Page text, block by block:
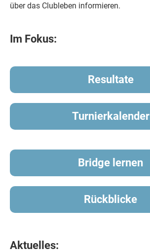
über das Clubleben informieren.
Im Fokus:
Resultate
Turnierkalender
Bridge lernen
Rückblicke
Aktuelles: